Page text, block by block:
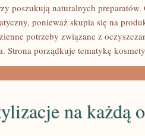
poszukują naturalnych preparatów.
ponieważ skupia się na
potrzeby związane z
Strona porządkuje tematykę
na każdą